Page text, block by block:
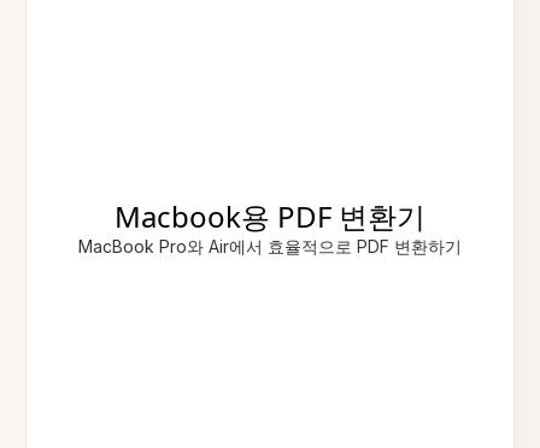
Macbook용 PDF 변환기
MacBook Pro와 Air에서 효율적으로 PDF 변환하기